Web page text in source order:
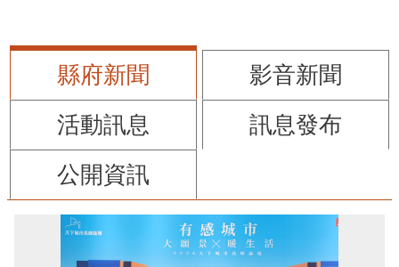
縣府新聞
影音新聞
活動訊息
訊息發布
公開資訊